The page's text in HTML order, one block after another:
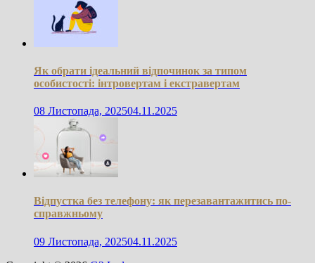
Як обрати ідеальний відпочинок за типом
особистості: інтровертам і екстравертам
08 Листопада, 202504.11.2025
Відпустка без телефону: як перезавантажитись по-
справжньому
09 Листопада, 202504.11.2025